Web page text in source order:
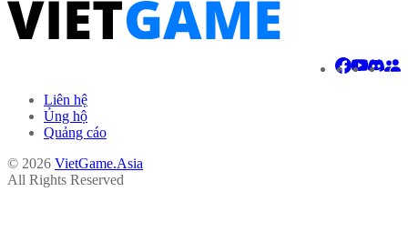
Liên hệ
Ủng hộ
Quảng cáo
© 2026 VietGame.Asia
All Rights Reserved